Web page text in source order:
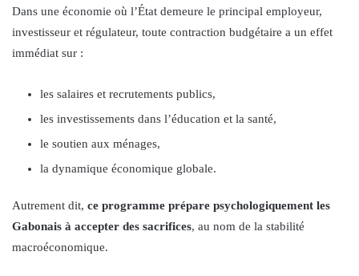
Dans une économie où l’État demeure le principal employeur,
investisseur et régulateur, toute contraction budgétaire a un effet
immédiat sur :
les salaires et recrutements publics,
les investissements dans l’éducation et la santé,
le soutien aux ménages,
la dynamique économique globale.
Autrement dit, ce programme prépare psychologiquement les
Gabonais à accepter des sacrifices, au nom de la stabilité
macroéconomique.